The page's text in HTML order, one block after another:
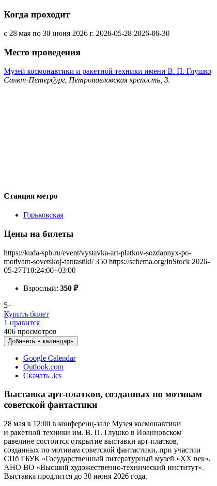
Когда проходит
с 28 мая по 30 июня 2026 г. 2026-05-28 2026-06-30
Место проведения
Музей космонавтики и ракетной техники имени В. П. Глушко
Санкт-Петербург, Петропавловская крепость, 3.
Станция метро
Горьковская
Цены на билеты
https://kuda-spb.ru/event/vystavka-art-platkov-sozdannyx-po-
motivam-sovetskoj-fantastiki/ 350 https://schema.org/InStock 2026-
05-27T10:24:00+03:00
Взрослый: 350 ₽
5+
Купить билет
1 нравится
406 просмотров
Добавить в календарь
Google Calendar
Outlook.com
Скачать .ics
Выставка арт-платков, созданных по мотивам
советской фантастики
28 мая в 12:00 в конференц-зале Музея космонавтики
и ракетной техники им. В. П. Глушко в Иоанновском
равелине состоится открытие выставки арт-платков,
созданных по мотивам советской фантастики, при участии
СПб ГБУК «Государственный литературный музей «ХХ век»,
АНО ВО «Высший художественно-технический институт».
Выставка продлится до 30 июня 2026 года.